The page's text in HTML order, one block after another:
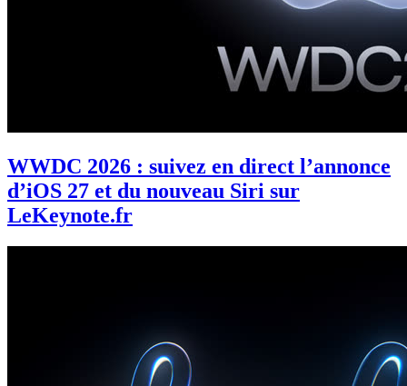
WWDC 2026 : suivez en direct l’annonce
d’iOS 27 et du nouveau Siri sur
LeKeynote.fr